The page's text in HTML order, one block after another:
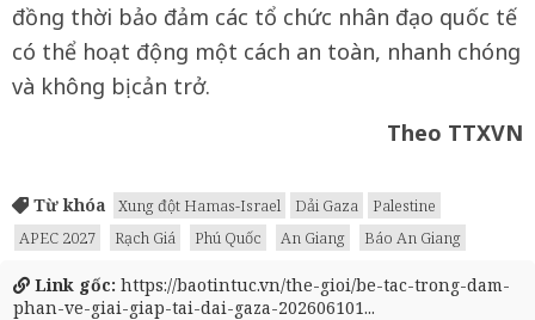
đồng thời bảo đảm các tổ chức nhân đạo quốc tế
có thể hoạt động một cách an toàn, nhanh chóng
và không bị cản trở.
Theo TTXVN
Từ khóa Xung đột Hamas-Israel Dải Gaza
Palestine
APEC 2027
Rạch Giá Phú Quốc An Giang Báo An Giang
Link gốc: https://baotintuc.vn/the-gioi/be-tac-trong-dam-
phan-ve-giai-giap-tai-dai-gaza-202606101...